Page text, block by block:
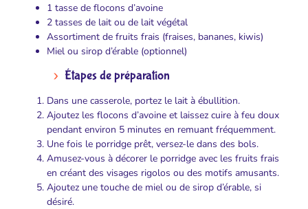
1 tasse de flocons d’avoine
2 tasses de lait ou de lait végétal
Assortiment de fruits frais (fraises, bananes, kiwis)
Miel ou sirop d’érable (optionnel)
Étapes de préparation
Dans une casserole, portez le lait à ébullition.
Ajoutez les flocons d’avoine et laissez cuire à feu doux
pendant environ 5 minutes en remuant fréquemment.
Une fois le porridge prêt, versez-le dans des bols.
Amusez-vous à décorer le porridge avec les fruits frais
en créant des visages rigolos ou des motifs amusants.
Ajoutez une touche de miel ou de sirop d’érable, si
désiré.